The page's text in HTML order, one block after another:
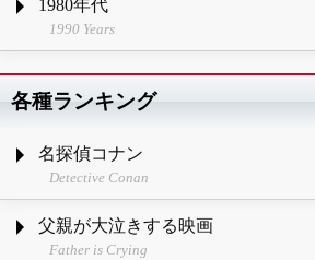
1980年代
1990 Years
各種ランキング
名探偵コナン
Detective Conan
父親が大泣きする映画
Father is Crying